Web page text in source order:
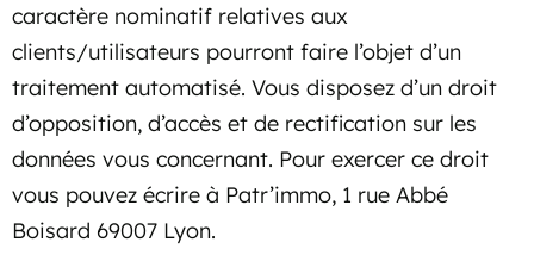
caractère nominatif relatives aux
clients/utilisateurs pourront faire l’objet d’un
traitement automatisé. Vous disposez d’un droit
d’opposition, d’accès et de rectification sur les
données vous concernant. Pour exercer ce droit
vous pouvez écrire à Patr’immo, 1 rue Abbé
Boisard 69007 Lyon.